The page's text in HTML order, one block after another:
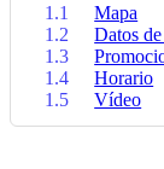
1.1
Mapa
1.2
Datos
1.3
1.4
Horario
1.5
Vídeo